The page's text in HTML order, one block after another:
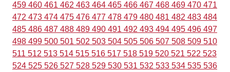
459 460 461 462 463 464 465 466 467 468 469 470 471
472 473 474 475 476 477 478 479 480 481 482 483 484
485 486 487 488 489 490 491 492 493 494 495 496 497
498 499 500 501 502 503 504 505 506 507 508 509 510
511 512 513 514 515 516 517 518 519 520 521 522 523
524 525 526 527 528 529 530 531 532 533 534 535 536